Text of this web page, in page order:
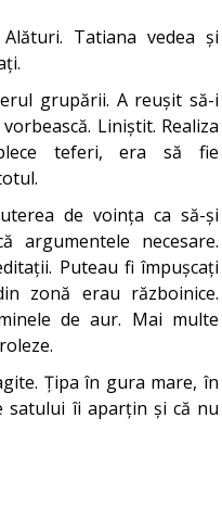
Tatiana vedea și
grupării. A reușit să-i
Liniștit. Realiza
teferi, era să fie
de voința ca să-și
argumentele necesare.
Puteau fi împușcați
zonă erau războinice.
de aur. Mai multe
Țipa în gura mare, în
satului îi aparțin și că nu